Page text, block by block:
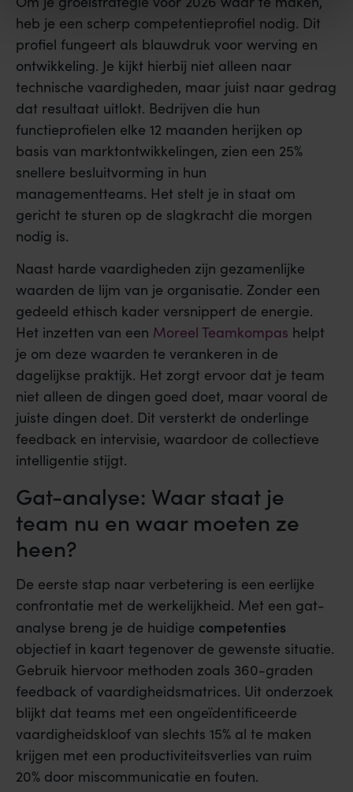
heb je een scherp competentieprofiel nodig. Dit
profiel fungeert als blauwdruk voor werving en
ontwikkeling. Je kijkt hierbij niet alleen naar
technische vaardigheden, maar juist naar gedrag
dat resultaat uitlokt. Bedrijven die hun
functieprofielen elke 12 maanden herijken op
basis van marktontwikkelingen, zien een 25%
snellere besluitvorming in hun
managementteams. Het stelt je in staat om
gericht te sturen op de slagkracht die morgen
nodig is.
Naast harde vaardigheden zijn gezamenlijke
waarden de lijm van je organisatie. Zonder een
gedeeld ethisch kader versnippert de energie.
Het inzetten van een Moreel Teamkompas helpt
je om deze waarden te verankeren in de
dagelijkse praktijk. Het zorgt ervoor dat je team
niet alleen de dingen goed doet, maar vooral de
juiste dingen doet. Dit versterkt de onderlinge
feedback en intervisie, waardoor de collectieve
intelligentie stijgt.
Gat-analyse: Waar staat je
team nu en waar moeten ze
heen?
De eerste stap naar verbetering is een eerlijke
confrontatie met de werkelijkheid. Met een gat-
analyse breng je de huidige competenties
objectief in kaart tegenover de gewenste situatie.
Gebruik hiervoor methoden zoals 360-graden
feedback of vaardigheidsmatrices. Uit onderzoek
blijkt dat teams met een ongeïdentificeerde
vaardigheidskloof van slechts 15% al te maken
krijgen met een productiviteitsverlies van ruim
20% door miscommunicatie en fouten.